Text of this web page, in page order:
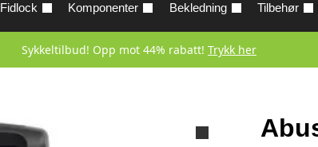
Fidlock Komponenter Bekledning Tilbehør
Sykkeltilbud! Opp mot 44% rabatt! Trykk her